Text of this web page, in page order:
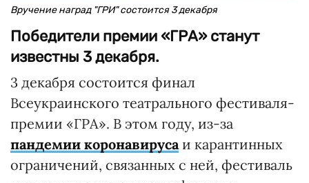
Вручение наград "ГРИ" состоится 3 декабря
Победители премии «ГРА» станут
известны 3 декабря.
3 декабря состоится финал
Всеукраинского театрального фестиваля-
премии «ГРА». В этом году, из-за
пандемии коронавируса и карантинных
ограничений, связанных с ней, фестиваль